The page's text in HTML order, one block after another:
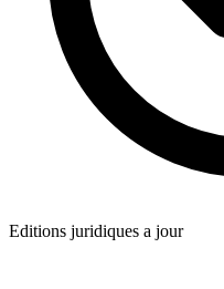
Editions juridiques a jour